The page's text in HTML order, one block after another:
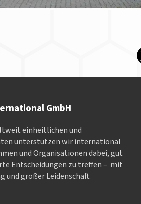
GmbH
einheitlichen und
un­ter­stüt­zen wir in­ter­na­tional
und Or­ga­nisa­tionen dabei, gut
Entscheidungen zu treffen – mit
und großer Leidenschaft.